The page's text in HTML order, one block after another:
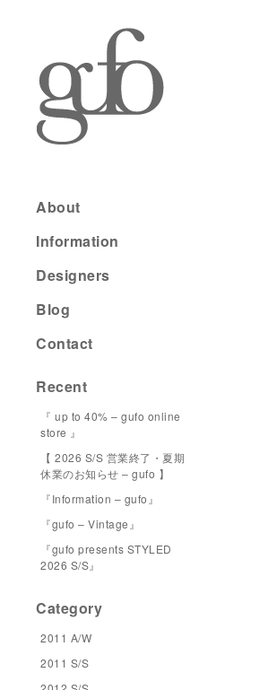
About
Information
Designers
Blog
Contact
Recent
『 up to 40% – gufo online
store 』
【 2026 S/S 営業終了・夏期
休業のお知らせ – gufo 】
『Information – gufo』
『gufo – Vintage』
『gufo presents STYLED
2026 S/S』
Category
2011 A/W
2011 S/S